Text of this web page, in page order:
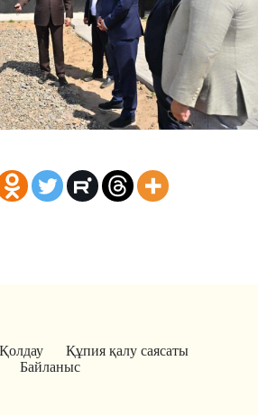
Қолдау
Құпия қалу саясаты
Байланыс